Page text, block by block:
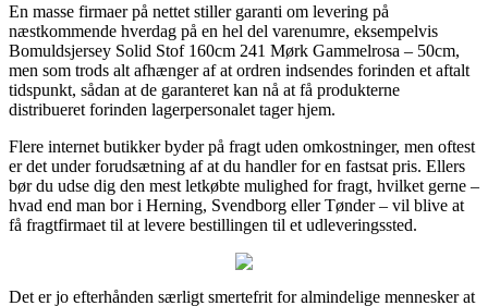
En masse firmaer på nettet stiller garanti om levering på
næstkommende hverdag på en hel del varenumre, eksempelvis
Bomuldsjersey Solid Stof 160cm 241 Mørk Gammelrosa – 50cm,
men som trods alt afhænger af at ordren indsendes forinden et aftalt
tidspunkt, sådan at de garanteret kan nå at få produkterne
distribueret forinden lagerpersonalet tager hjem.
Flere internet butikker byder på fragt uden omkostninger, men oftest
er det under forudsætning af at du handler for en fastsat pris. Ellers
bør du udse dig den mest letkøbte mulighed for fragt, hvilket gerne –
hvad end man bor i Herning, Svendborg eller Tønder – vil blive at
få fragtfirmaet til at levere bestillingen til et udleveringssted.
Det er jo efterhånden særligt smertefrit for almindelige mennesker at